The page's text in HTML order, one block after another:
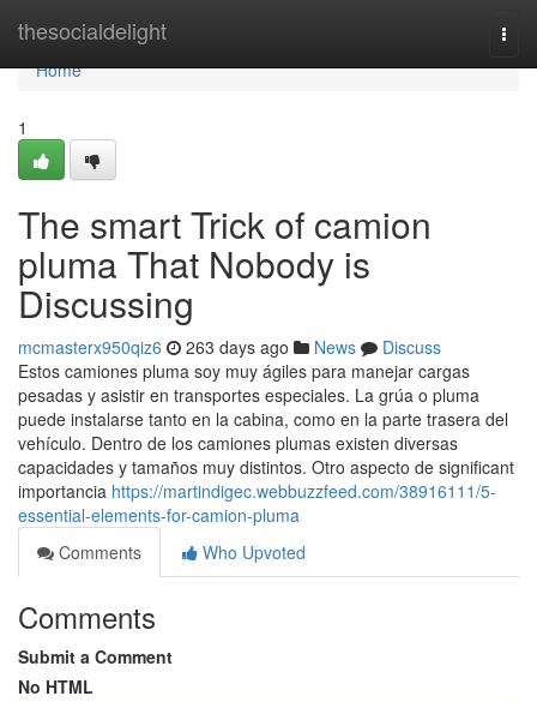
thesocialdelight
Home
Home
1
The smart Trick of camion
pluma That Nobody is
Discussing
mcmasterx950qiz6 263 days ago News
Discuss
Estos camiones pluma soy muy ágiles para manejar cargas
pesadas y asistir en transportes especiales. La grúa o pluma
puede instalarse tanto en la cabina, como en la parte trasera del
vehículo. Dentro de los camiones plumas existen diversas
capacidades y tamaños muy distintos. Otro aspecto de significant
importancia https://martindigec.webbuzzfeed.com/38916111/5-
essential-elements-for-camion-pluma
Comments
Who Upvoted
Comments
Submit a Comment
No HTML